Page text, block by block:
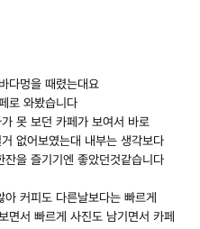
다멍을 때렸는대요
로 와봤습니다
못 보던 카페가 보여서 바로
없어보였는대 내부는 생각보다
을 즐기기엔 좋았던것같습니다
커피도 다른날보다는 빠르게
면서 빠르게 사진도 남기면서 카페